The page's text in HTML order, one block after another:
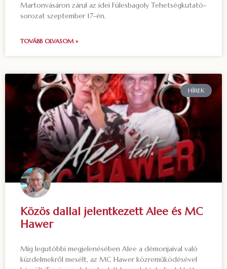
Martonvásáron zárul az idei Fülesbagoly Tehetségkutató-
sorozat szeptember 17-én.
TOVÁBB OLVASOM »
HÍREK
Közös dallal jelentkezett Alee és MC
Hawer
Míg legutóbbi megjelenésében Alee a démonjaival való
küzdelmekről mesélt, az MC Hawer közreműködésével